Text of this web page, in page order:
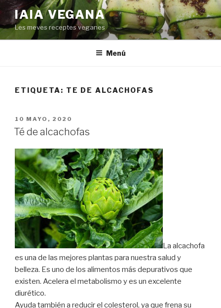
Saltar
contenido
IAIA VEGANA
Les meves receptes veganes
Menú
ETIQUETA: TE DE ALCACHOFAS
PUBLICADO
EL
10 MAYO, 2020
Té de alcachofas
La alcachofa
es una de las mejores plantas para nuestra salud y
belleza. Es uno de los alimentos más depurativos que
existen. Acelera el metabolismo y es un excelente
diurético.
Ayuda también a reducir el colesterol, ya que frena su